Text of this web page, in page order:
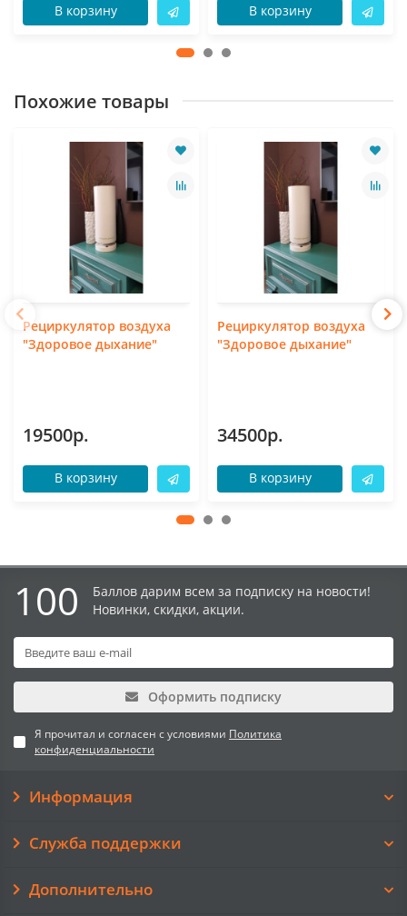
В корзину В корзину
Похожие товары
Рециркулятор воздуха
"Здоровое дыхание"
19500р.
В корзину
Рециркулятор воздуха
"Здоровое дыхание"
34500р.
В корзину
100
Баллов дарим всем за подписку на новости!
Новинки, скидки, акции.
Оформить подписку
Я прочитал и согласен с условиями Политика
конфиденциальности
Информация
Служба поддержки
Дополнительно